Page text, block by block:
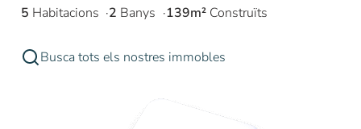
5 Habitacions 2 Banys 139m² Construïts
Busca tots els nostres immobles